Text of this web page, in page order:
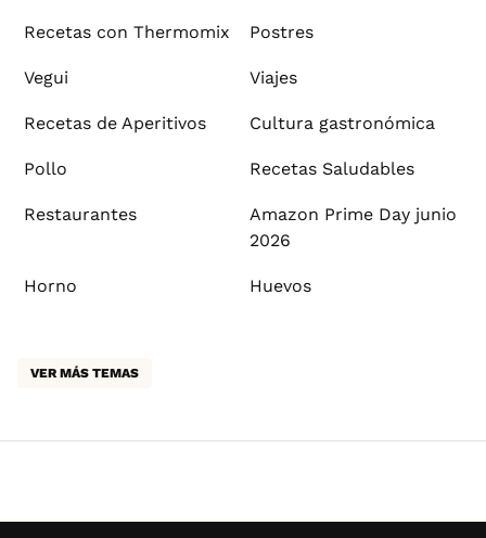
Recetas con Thermomix Postres
Vegui Viajes
Recetas de Aperitivos Cultura gastronómica
Pollo Recetas Saludables
Restaurantes
Amazon Prime Day junio
2026
Horno Huevos
VER MÁS TEMAS